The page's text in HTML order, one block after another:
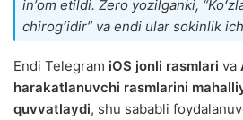
inʼom etildi. Zero yozilganki,
chirogʻidir” va endi ular sokinlik
Endi Telegram iOS jonli rasmlari va
harakatlanuvchi rasmlarini
quvvatlaydi, shu sababli